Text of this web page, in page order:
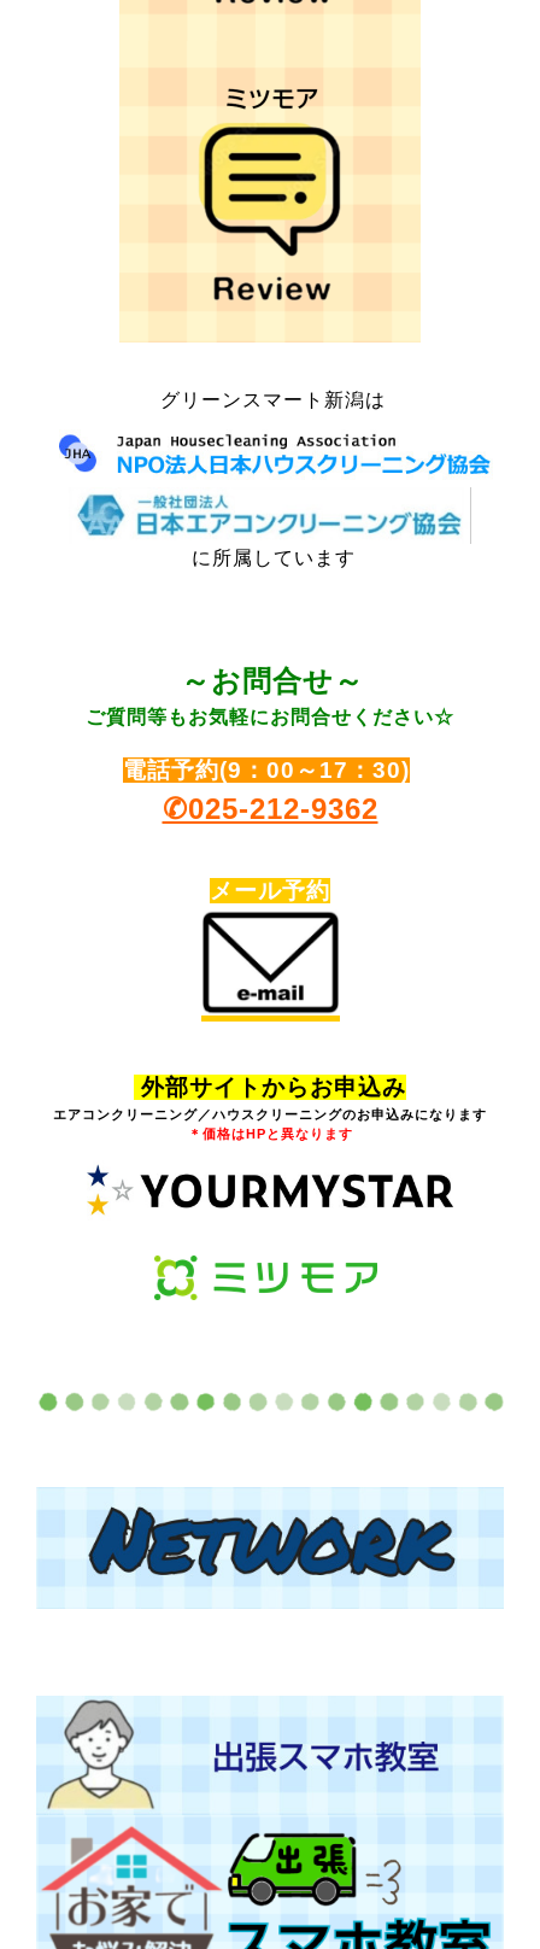
グリーンスマート新潟は
に所属しています
～ お問合せ～
ご質問等もお気軽にお問合せください☆
電話予約(9：00～17：30)
✆025-212-9362
メール予約
外部サイトからお申込み
エアコンクリーニング／ハウスクリーニングのお申込みになります
＊価格はHPと異なります